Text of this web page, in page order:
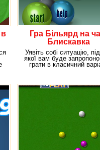
Гра Більярд на
Блискавка
Уявіть собі ситуацію,
якої вам буде
грати в класичний